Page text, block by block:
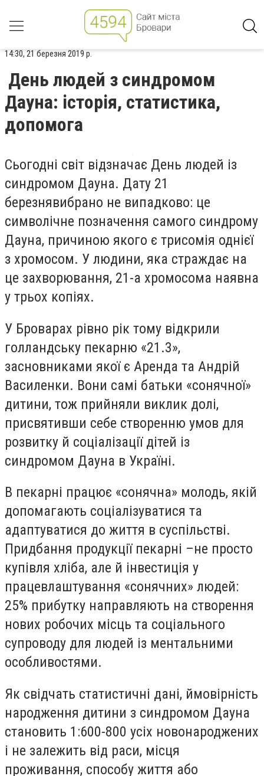
14:30, 21 березня 2019 р.
День людей з синдромом
Дауна: історія, статистика,
допомога
Сьогодні світ відзначає День людей із
синдромом Дауна. Дату 21
березнявибрано не випадково: це
символічне позначення самого синдрому
Дауна, причиною якого є трисомія однієї
з хромосом. У людини, яка страждає на
це захворювання, 21-а хромосома наявна
у трьох копіях.
У Броварах рівно рік тому відкрили
голландську пекарню «21.3»,
засновниками якої є Аренда та Андрій
Василенки. Вони самі батьки «сонячної»
дитини, тож прийняли виклик долі,
присвятивши себе створенню умов для
розвитку й соціалізації дітей із
синдромом Дауна в Україні.
В пекарні працює «сонячна» молодь, якій
допомагають соціалізуватися та
адаптуватися до життя в суспільстві.
Придбання продукції пекарні –не просто
купівля хліба, але й інвестиція у
працевлаштування «сонячних» людей:
25% прибутку направляють на створення
нових робочих місць та соціального
супроводу для людей із ментальними
особливостями.
Як свідчать статистичні дані, ймовірність
народження дитини з синдромом Дауна
становить 1:600-800 усіх новонароджених
і не залежить від раси, місця
проживання, способу життя або